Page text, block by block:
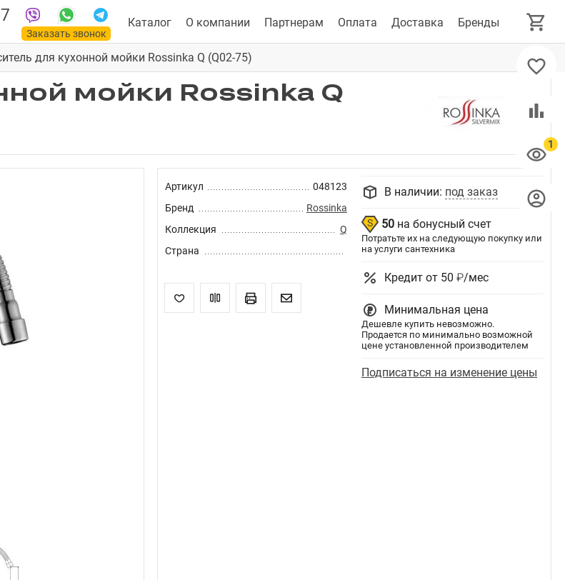
Заказать звонок
Каталог О компании Партнерам Оплата Доставка Бренды
для кухонной мойки Rossinka Q (Q02-75)
мойки Rossinka Q
Артикул
048123
Бренд
Rossinka
Коллекция
Q
Страна
В наличии: под заказ
50 на бонусный счет
Потратьте их на следующую покупку или
на услуги сантехника
Кредит от 50 ₽/мес
Минимальная цена
Дешевле купить невозможно.
Продается по минимально возможной
цене установленной производителем
Подписаться на изменение цены